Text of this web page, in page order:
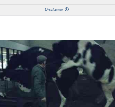
Disclaimer